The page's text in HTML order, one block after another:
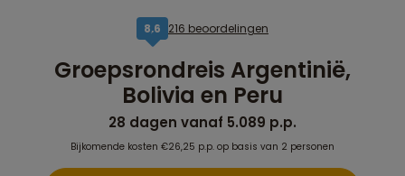
8,6 216 beoordelingen
Groepsrondreis Argentinië,
Bolivia en Peru
28 dagen vanaf 5.089 p.p.
Bijkomende kosten €26,25 p.p. op basis van 2 personen